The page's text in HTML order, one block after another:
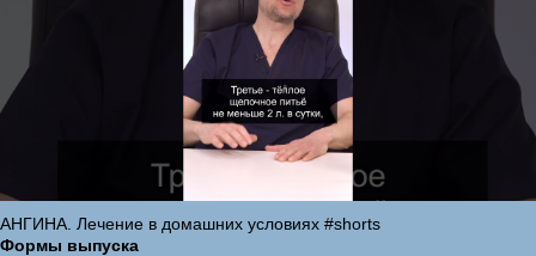
АНГИНА. Лечение в домашних условиях #shorts
Формы выпуска